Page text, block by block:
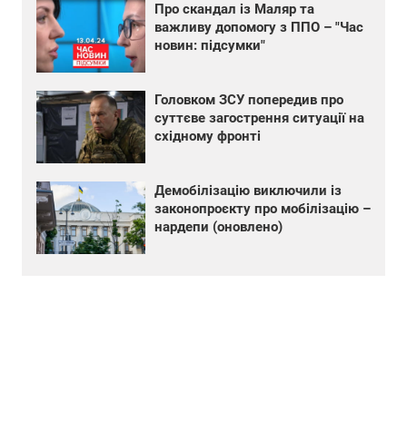
Про скандал із Маляр та
важливу допомогу з ППО – "Час
новин: підсумки"
Головком ЗСУ попередив про
суттєве загострення ситуації на
східному фронті
Демобілізацію виключили із
законопроєкту про мобілізацію –
нардепи (оновлено)